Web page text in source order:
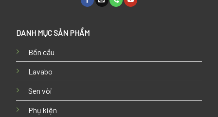
DANH MỤC SẢN PHẨM
Bồn cầu
Lavabo
Sen vòi
Phụ kiện